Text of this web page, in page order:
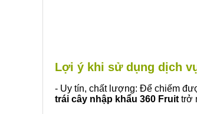
Lợi ý khi sử dụng dịch
- Uy tín, chất lượng: Để chiếm
trái cây nhập khẩu 360 Fruit trở